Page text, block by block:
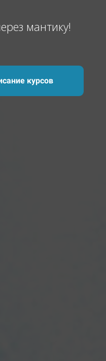
мантику!
курсов